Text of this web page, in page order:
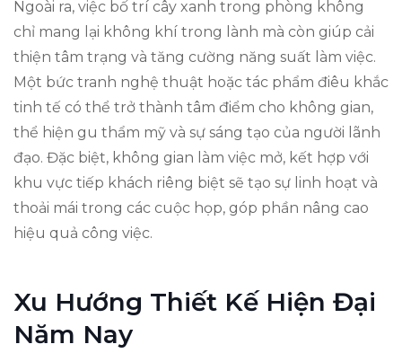
Ngoài ra, việc bố trí cây xanh trong phòng không
chỉ mang lại không khí trong lành mà còn giúp cải
thiện tâm trạng và tăng cường năng suất làm việc.
Một bức tranh nghệ thuật hoặc tác phẩm điêu khắc
tinh tế có thể trở thành tâm điểm cho không gian,
thể hiện gu thẩm mỹ và sự sáng tạo của người lãnh
đạo. Đặc biệt, không gian làm việc mở, kết hợp với
khu vực tiếp khách riêng biệt sẽ tạo sự linh hoạt và
thoải mái trong các cuộc họp, góp phần nâng cao
hiệu quả công việc.
Xu Hướng Thiết Kế Hiện Đại
Năm Nay